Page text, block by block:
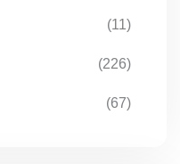
(11)
(226)
(67)